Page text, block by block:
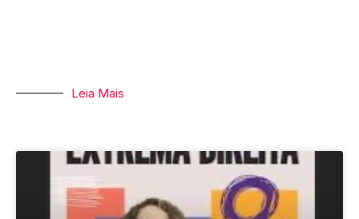
Leia Mais